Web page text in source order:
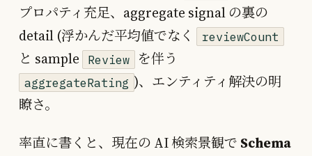
プロパティ充足、aggregate signal の裏の
detail (浮かんだ平均値でなく
reviewCount
と sample Review を伴う
aggregateRating )、エンティティ解決の明
瞭さ。
率直に書くと、現在の AI 検索景観で Schema